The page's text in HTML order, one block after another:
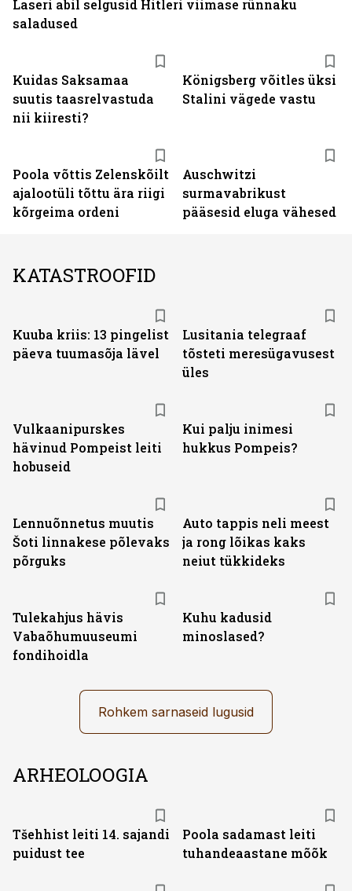
Kuidas Saksamaa
suutis taasrelvastuda
nii kiiresti?
Königsberg võitles üksi
Stalini vägede vastu
Poola võttis Zelenskõilt
ajalootüli tõttu ära riigi
kõrgeima ordeni
Auschwitzi
surmavabrikust
pääsesid eluga vähesed
Laseri abil selgusid Hitleri viimase rünnaku
saladused
KATASTROOFID
Kuuba kriis: 13 pingelist
päeva tuumasõja lävel
Lusitania telegraaf
tõsteti meresügavusest
üles
Vulkaanipurskes
hävinud Pompeist leiti
hobuseid
Kui palju inimesi
hukkus Pompeis?
Lennuõnnetus muutis
Šoti linnakese põlevaks
põrguks
Auto tappis neli meest
ja rong lõikas kaks
neiut tükkideks
Tulekahjus hävis
Vabaõhumuuseumi
fondihoidla
Kuhu kadusid
minoslased?
Rohkem sarnaseid lugusid
ARHEOLOOGIA
Tšehhist leiti 14. sajandi
puidust tee
Poola sadamast leiti
tuhandeaastane mõõk